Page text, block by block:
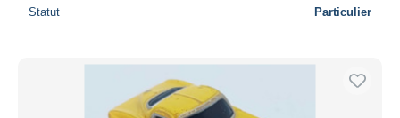
Statut Particulier